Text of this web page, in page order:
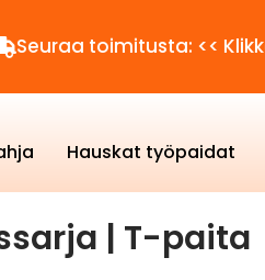
toimitusta: << Klikkaa
Hauskat työpaidat
| T-paita